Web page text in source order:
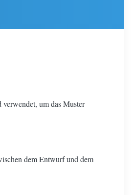
um das Muster
dem Entwurf und dem